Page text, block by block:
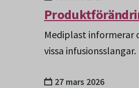
Mediplast
vissa infusionsslangar.
27 mars 2026